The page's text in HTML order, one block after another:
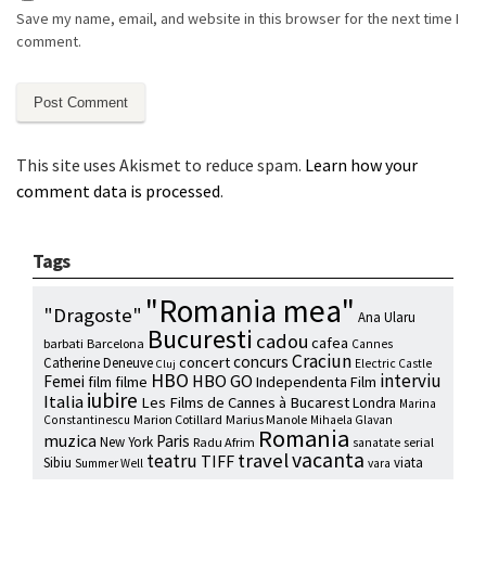
Save my name, email, and website in this browser for the next time I
comment.
This site uses Akismet to reduce spam. Learn how your
comment data is processed.
Tags
"Dragoste" "Romania mea" Ana Ularu
barbati Barcelona Bucuresti cadou cafea Cannes
Catherine Deneuve Cluj concertconcurs Craciun Electric Castle
Femei film filme HBO HBO GO Independenta Film interviu
Italiaiubire Les Films de Cannes à BucarestLondra Marina
Constantinescu Marion Cotillard Marius Manole Mihaela Glavan
muzica New York Paris Radu Afrim Romania sanatate serial
Sibiu Summer Well teatru TIFF travelvacanta vara viata